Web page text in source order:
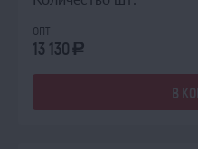
опт
13 130 a
В